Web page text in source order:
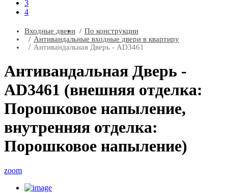
3
4
Входные двери
По конструкции
Антивандальные входные двери в квартиру
Антивандальная Дверь - AD3461
Антивандальная Дверь -
AD3461 (внешняя отделка:
Порошковое напыление,
внутренняя отделка:
Порошковое напыление)
zoom